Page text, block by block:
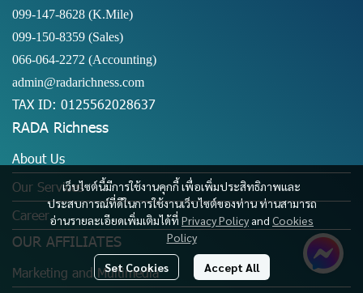
เว็บไซต์นี้มีการใช้งานคุกกี้ เพื่อเพิ่มประสิทธิภาพและ
ประสบการณ์ที่ดีในการใช้งานเว็บไซต์ของท่าน ท่านสามารถ
อ่านรายละเอียดเพิ่มเติมได้ที่ Privacy Policy and Cookies
Policy
Set Cookies Accept All
099-147-8628 (K.Mile)
099-150-8359 (Sales)
066-064-2272 (Accounting)
admin@radarichness.com
TAX ID: 0125562028637
RADA Richness
About Us
Our Services
Career
OUR AFFILIATES
Marketing and Multimedia